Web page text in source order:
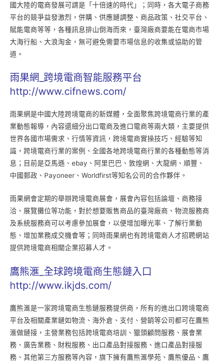
國大陸的電商發展可謂是「十倍速的時代」；同時，各大電子商務
平台的競爭益發激烈，併購、供應鏈調整、商品政策、社交平台、
賦能電商等等，各種訊息排山倒海而來，臺灣廠商要能在電商市場
大海行船、大浪淘金，無可避免需要市場信息的收集或協助的管
道。
雨果網_跨境電商智能服務平台
http://www.cifnews.com/
雨果網是中國大陸跨境電商的新媒體，全面聚焦跨境電商行業的產
業動態報導，內容還細分出口電商及進口電商等兩大類，主要提供
世界各國市場需求、行情等資訊，跨境電商實操技巧、經驗等知
識，跨境電商行業的案例、全國各地跨境電商行業的各種動態等消
息；目前是亞馬遜、ebay、阿里巴巴、敦煌網、大龍網、順豐、
中國郵政、Payoneer、Worldfirst等知名公司的合作夥伴。
雨果網會定期的舉辦跨境電商展會，展會內容包括論壇、商務接
洽、展覽攤位等功能，對於想要販售商品的臺灣廠商、物流服務商
及系統服務商可以考慮參加展會，以便增加曝光率、了解行業動
態、增加業務成交機會等；同時雨果網也有跨境電商人才招聘網站
提供跨境電商相關企業招募人才。
鷹熊滙_全球跨境電商生態鏈入口
http://www.ikjds.com/
鷹熊滙是一家跨境電商生態鏈服務提供商，所有的進出口跨境電商
平台及相關產業鏈如物流、海外倉、支付、營銷等公司都可在鷹熊
滙做鏈接，主營業務包括跨境電商培訓、獵頭顧問服務、展會業
務、廣告業務、財稅服務、出口產品對接服務、進口產品對接服
務、其他第三方服務等內容，旗下擁有鷹熊滙學苑、鷹熊優品、鷹